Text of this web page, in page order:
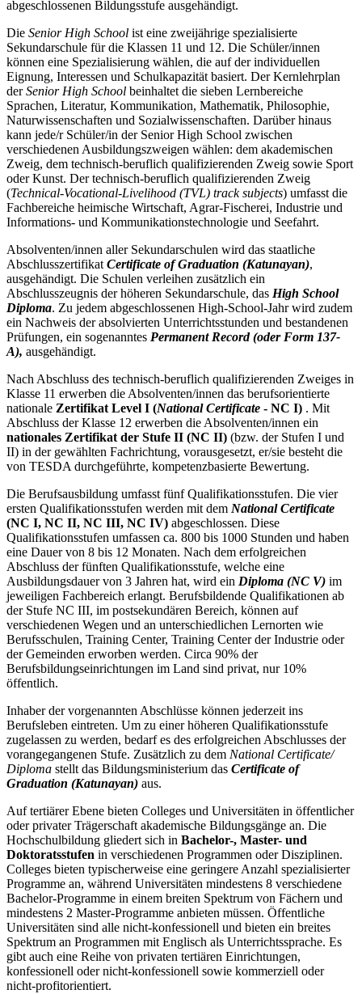
abgeschlossenen Bildungsstufe ausgehändigt.
Die Senior High School ist eine zweijährige spezialisierte
Sekundarschule für die Klassen 11 und 12. Die Schüler/innen
können eine Spezialisierung wählen, die auf der individuellen
Eignung, Interessen und Schulkapazität basiert. Der Kernlehrplan
derSenior High School beinhaltet die sieben Lernbereiche
Sprachen, Literatur, Kommunikation, Mathematik, Philosophie,
Naturwissenschaften und Sozialwissenschaften. Darüber hinaus
kann jede/r Schüler/in der Senior High School zwischen
verschiedenen Ausbildungszweigen wählen: dem akademischen
Zweig, dem technisch-beruflich qualifizierenden Zweig sowie Sport
oder Kunst. Der technisch-beruflich qualifizierenden Zweig
(Technical-Vocational-Livelihood (TVL) track subjects) umfasst die
Fachbereiche heimische Wirtschaft, Agrar-Fischerei, Industrie und
Informations- und Kommunikationstechnologie und Seefahrt.
Absolventen/innen aller Sekundarschulen wird das staatliche
Abschlusszertifikat Certificate of Graduation (Katunayan),
ausgehändigt. Die Schulen verleihen zusätzlich ein
Abschlusszeugnis der höheren Sekundarschule, das High School
Diploma. Zu jedem abgeschlossenen High-School-Jahr wird zudem
ein Nachweis der absolvierten Unterrichtsstunden und bestandenen
Prüfungen, ein sogenanntes Permanent Record (oder Form 137-
A), ausgehändigt.
Nach Abschluss des technisch-beruflich qualifizierenden Zweiges in
Klasse 11 erwerben die Absolventen/innen das berufsorientierte
nationale Zertifikat Level I (National Certificate - NC I) . Mit
Abschluss der Klasse 12 erwerben die Absolventen/innen ein
nationales Zertifikat der Stufe II (NC II) (bzw. der Stufen I und
II) in der gewählten Fachrichtung, vorausgesetzt, er/sie besteht die
von TESDA durchgeführte, kompetenzbasierte Bewertung.
Die Berufsausbildung umfasst fünf Qualifikationsstufen. Die vier
ersten Qualifikationsstufen werden mit dem National Certificate
(NC I, NC II, NC III, NC IV) abgeschlossen. Diese
Qualifikationsstufen umfassen ca. 800 bis 1000 Stunden und haben
eine Dauer von 8 bis 12 Monaten. Nach dem erfolgreichen
Abschluss der fünften Qualifikationsstufe, welche eine
Ausbildungsdauer von 3 Jahren hat, wird ein Diploma (NC V) im
jeweiligen Fachbereich erlangt. Berufsbildende Qualifikationen ab
der Stufe NC III, im postsekundären Bereich, können auf
verschiedenen Wegen und an unterschiedlichen Lernorten wie
Berufsschulen, Training Center, Training Center der Industrie oder
der Gemeinden erworben werden. Circa 90% der
Berufsbildungseinrichtungen im Land sind privat, nur 10%
öffentlich.
Inhaber der vorgenannten Abschlüsse können jederzeit ins
Berufsleben eintreten. Um zu einer höheren Qualifikationsstufe
zugelassen zu werden, bedarf es des erfolgreichen Abschlusses der
vorangegangenen Stufe. Zusätzlich zu dem National Certificate/
Diploma stellt das Bildungsministerium das Certificate of
Graduation (Katunayan) aus.
Auf tertiärer Ebene bieten Colleges und Universitäten in öffentlicher
oder privater Trägerschaft akademische Bildungsgänge an. Die
Hochschulbildung gliedert sich in Bachelor-, Master- und
Doktoratsstufen in verschiedenen Programmen oder Disziplinen.
Colleges bieten typischerweise eine geringere Anzahl spezialisierter
Programme an, während Universitäten mindestens 8 verschiedene
Bachelor-Programme in einem breiten Spektrum von Fächern und
mindestens 2 Master-Programme anbieten müssen. Öffentliche
Universitäten sind alle nicht-konfessionell und bieten ein breites
Spektrum an Programmen mit Englisch als Unterrichtssprache. Es
gibt auch eine Reihe von privaten tertiären Einrichtungen,
konfessionell oder nicht-konfessionell sowie kommerziell oder
nicht-profitorientiert.